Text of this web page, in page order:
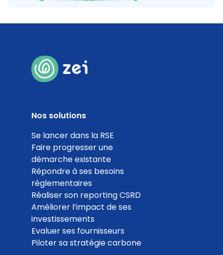
Menu avec au moins une offre végétarienne
100
Score d'achats en vrac ou via un système de
Nos solutions
Se lancer dans la RSE
Faire progresser une
démarche existante
Répondre à ses besoins
réglementaires
Réaliser son reporting CSRD
Améliorer l’impact de ses
investissements
Evaluer ses fournisseurs
Piloter sa stratégie carbone